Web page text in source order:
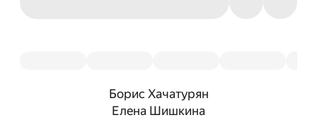
Борис Хачатурян
Елена Шишкина